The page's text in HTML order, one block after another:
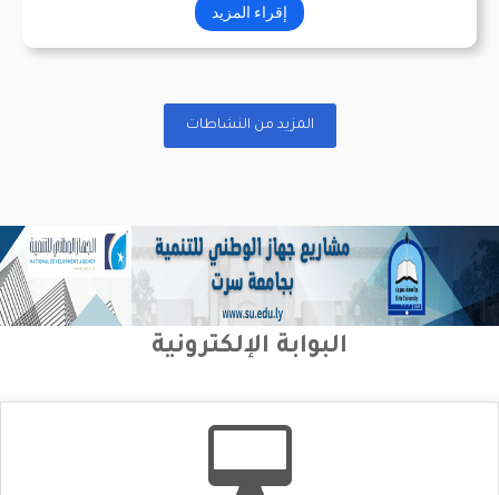
إقراء المزيد
المزيد من النشاطات
البوابة الإلكترونية